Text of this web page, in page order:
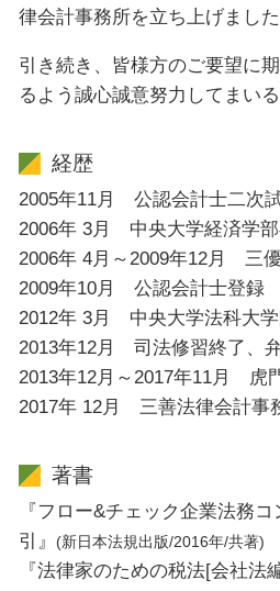
律会計事務所を立ち上げました
引き続き、皆様方のご要望に
るよう誠心誠意努力してまいる
経歴
2005年11月 公認会計士二次
2006年 3月 中央大学経済学
2006年 4月～2009年12月 三
2009年10月 公認会計士登録
2012年 3月 中央大学法科大学
2013年12月 司法修習終了、
2013年12月～2017年11月 虎
2017年 12月 三善法律会計事
著書
『フロー&チェック企業法務
引』
(新日本法規出版/2016年/共著)
『法律家のための税法[会社法